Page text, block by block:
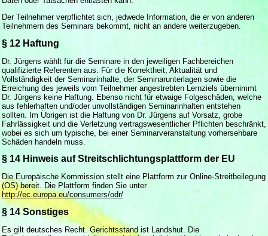
Der Teilnehmer verpflichtet sich, jedwede Information, die er von anderen
Teilnehmern des Seminars bekommt, nicht an andere weiterzugeben.
§ 12 Haftung
Dr. Jürgens wählt für die Seminare in den jeweiligen Fachbereichen
qualifizierte Referenten aus. Für die Korrektheit, Aktualität und
Vollständigkeit der Seminarinhalte, der Seminarunterlagen sowie die
Erreichung des jeweils vom Teilnehmer angestrebten Lernziels übernimmt
Dr. Jürgens keine Haftung. Ebenso nicht für etwaige Folgeschäden, welche
aus fehlerhaften und/oder unvollständigen Seminarinhalten entstehen
sollten. Im Übrigen ist die Haftung von Dr. Jürgens auf Vorsatz, grobe
Fahrlässigkeit und die Verletzung vertragswesentlicher Pflichten beschränkt,
wobei es sich um typische, bei einer Seminarveranstaltung vorhersehbare
Schäden handeln muss.
§ 14 Hinweis auf Streitschlichtungsplattform der EU
Die Europäische Kommission stellt eine Plattform zur Online-Streitbeilegung
(OS) bereit. Die Plattform finden Sie unter
http://ec.europa.eu/consumers/odr/
§ 14 Sonstiges
Es gilt deutsches Recht. Gerichtsstand ist Landshut. Die